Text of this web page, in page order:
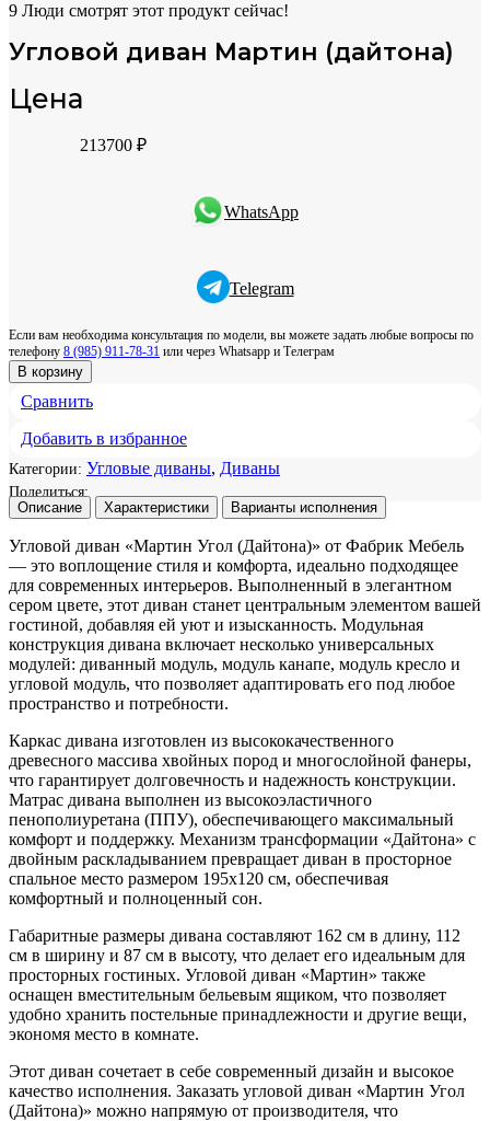
9 Люди смотрят этот продукт сейчас!
Угловой диван Мартин (дайтона)
Цена
213700 ₽
WhatsApp
Telegram
Если вам необходима консультация по модели, вы можете задать любые вопросы по
телефону 8 (985) 911-78-31 или через Whatsapp и Телеграм
В корзину
Сравнить
Добавить в избранное
Категории: Угловые диваны, Диваны
Поделиться:
Описание
Характеристики Варианты исполнения
Угловой диван «Мартин Угол (Дайтона)» от Фабрик Мебель
— это воплощение стиля и комфорта, идеально подходящее
для современных интерьеров. Выполненный в элегантном
сером цвете, этот диван станет центральным элементом вашей
гостиной, добавляя ей уют и изысканность. Модульная
конструкция дивана включает несколько универсальных
модулей: диванный модуль, модуль канапе, модуль кресло и
угловой модуль, что позволяет адаптировать его под любое
пространство и потребности.
Каркас дивана изготовлен из высококачественного
древесного массива хвойных пород и многослойной фанеры,
что гарантирует долговечность и надежность конструкции.
Матрас дивана выполнен из высокоэластичного
пенополиуретана (ППУ), обеспечивающего максимальный
комфорт и поддержку. Механизм трансформации «Дайтона» с
двойным раскладыванием превращает диван в просторное
спальное место размером 195х120 см, обеспечивая
комфортный и полноценный сон.
Габаритные размеры дивана составляют 162 см в длину, 112
см в ширину и 87 см в высоту, что делает его идеальным для
просторных гостиных. Угловой диван «Мартин» также
оснащен вместительным бельевым ящиком, что позволяет
удобно хранить постельные принадлежности и другие вещи,
экономя место в комнате.
Этот диван сочетает в себе современный дизайн и высокое
качество исполнения. Заказать угловой диван «Мартин Угол
(Дайтона)» можно напрямую от производителя, что